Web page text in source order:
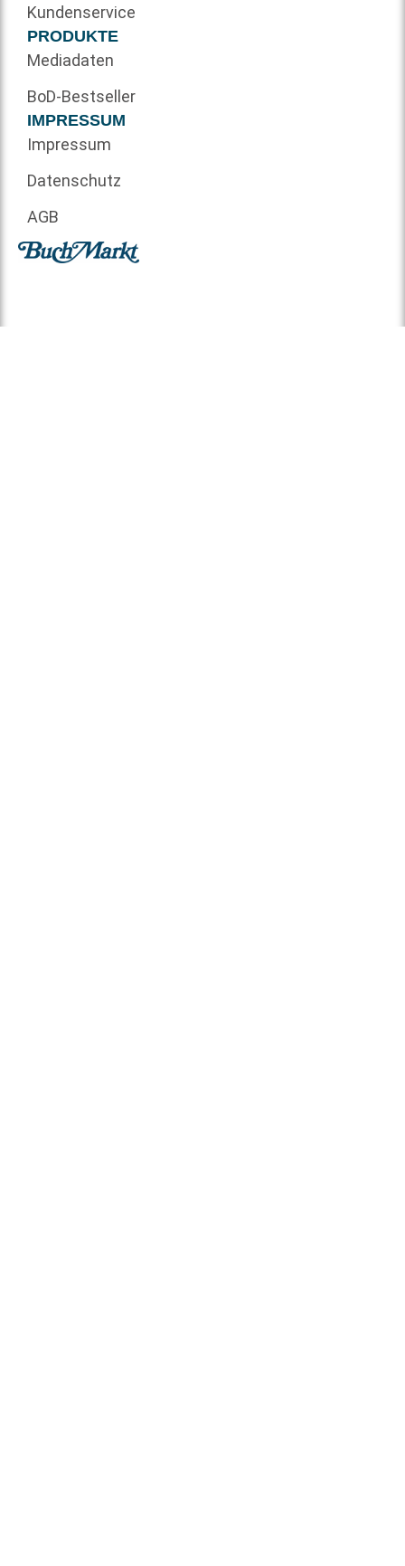
Kundenservice
PRODUKTE
Mediadaten
BoD-Bestseller
IMPRESSUM
Impressum
Datenschutz
AGB